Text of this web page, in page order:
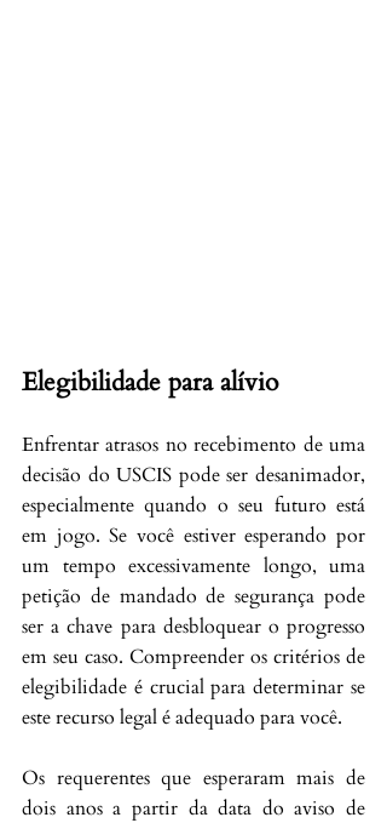
Elegibilidade para alívio
Enfrentar atrasos no recebimento de uma
decisão do USCIS pode ser desanimador,
especialmente quando o seu futuro está
em jogo. Se você estiver esperando por
um tempo excessivamente longo, uma
petição de mandado de segurança pode
ser a chave para desbloquear o progresso
em seu caso. Compreender os critérios de
elegibilidade é crucial para determinar se
este recurso legal é adequado para você.
Os requerentes que esperaram mais de
dois anos a partir da data do aviso de